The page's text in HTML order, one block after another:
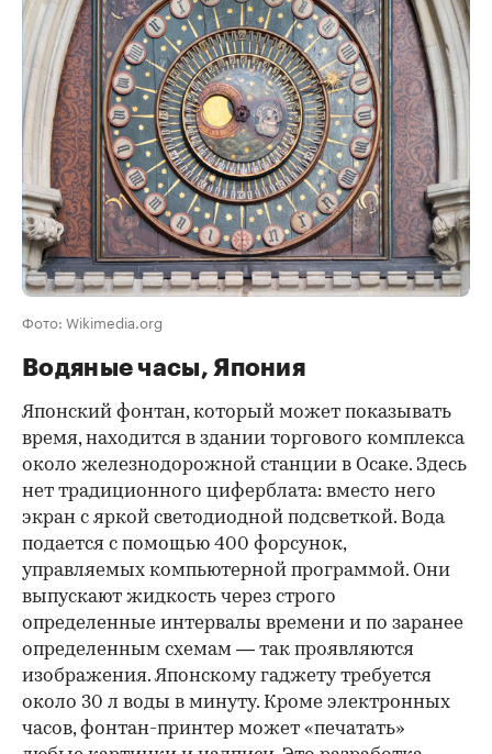
Фото: Wikimedia.org
Водяные часы, Япония
Японский фонтан, который может показывать
время, находится в здании торгового комплекса
около железнодорожной станции в Осаке. Здесь
нет традиционного циферблата: вместо него
экран с яркой светодиодной подсветкой. Вода
подается с помощью 400 форсунок,
управляемых компьютерной программой. Они
выпускают жидкость через строго
определенные интервалы времени и по заранее
определенным схемам — так проявляются
изображения. Японскому гаджету требуется
около 30 л воды в минуту. Кроме электронных
часов, фонтан-принтер может «печатать»